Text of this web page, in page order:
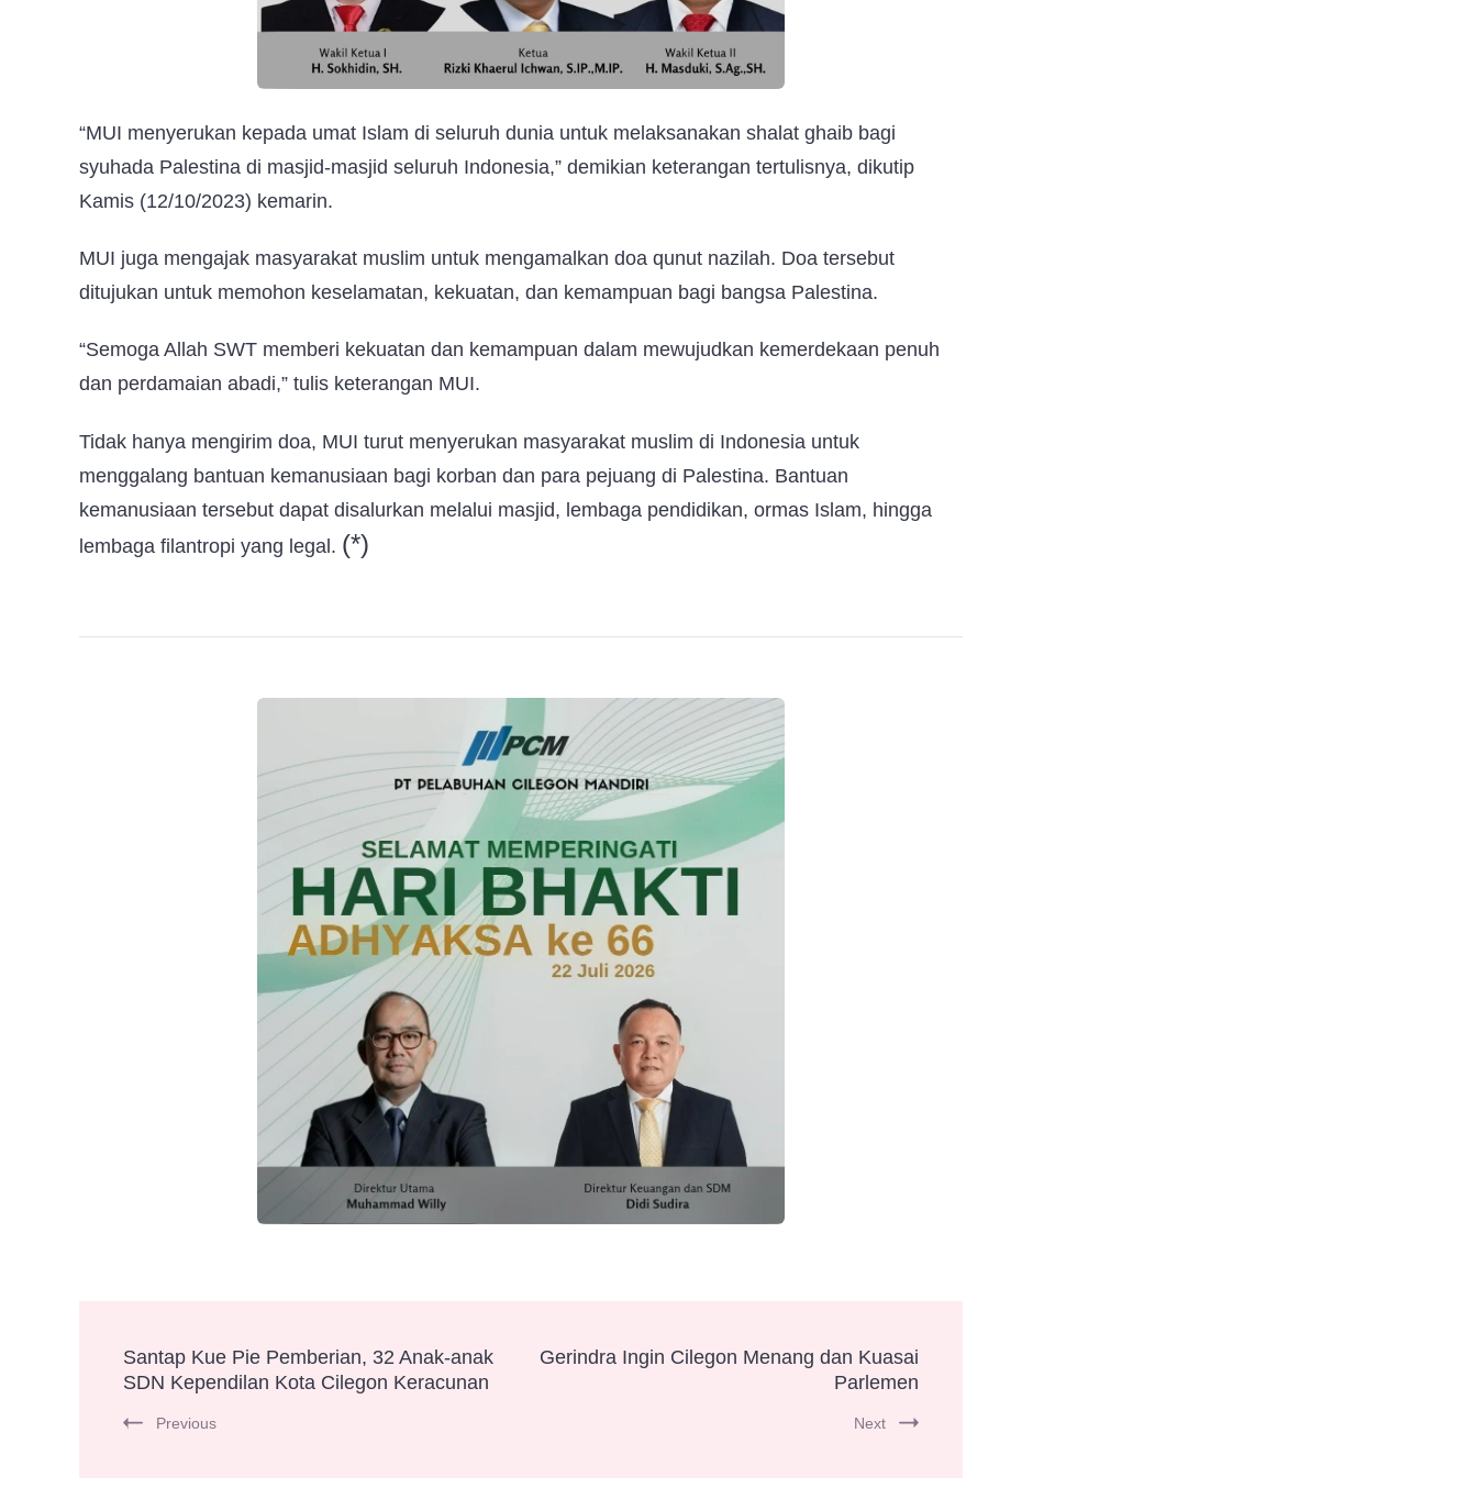
“MUI menyerukan kepada umat Islam di seluruh dunia untuk melaksanakan shalat ghaib bagi
syuhada Palestina di masjid-masjid seluruh Indonesia,” demikian keterangan tertulisnya, dikutip
Kamis (12/10/2023) kemarin.
MUI juga mengajak masyarakat muslim untuk mengamalkan doa qunut nazilah. Doa tersebut
ditujukan untuk memohon keselamatan, kekuatan, dan kemampuan bagi bangsa Palestina.
“Semoga Allah SWT memberi kekuatan dan kemampuan dalam mewujudkan kemerdekaan penuh
dan perdamaian abadi,” tulis keterangan MUI.
Tidak hanya mengirim doa, MUI turut menyerukan masyarakat muslim di Indonesia untuk
menggalang bantuan kemanusiaan bagi korban dan para pejuang di Palestina. Bantuan
kemanusiaan tersebut dapat disalurkan melalui masjid, lembaga pendidikan, ormas Islam, hingga
lembaga filantropi yang legal. (*)
Navigation
Santap Kue Pie Pemberian, 32 Anak-anak
SDN Kependilan Kota Cilegon Keracunan
Previous
Gerindra Ingin Cilegon Menang dan Kuasai
Parlemen
Next